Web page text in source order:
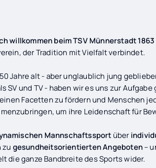
willkommen beim TSV Münnerstadt 1863
der Tradition mit Vielfalt verbindet.
Jahre alt - aber unglaublich jung
SV und TV - haben wir es uns zur
Facetten zu fördern und Menschen
um ihre Leidenschaft für
Mannschaftssport über
zu gesundheitsorientierten Angeboten–
die ganze Bandbreite des Sports wider.